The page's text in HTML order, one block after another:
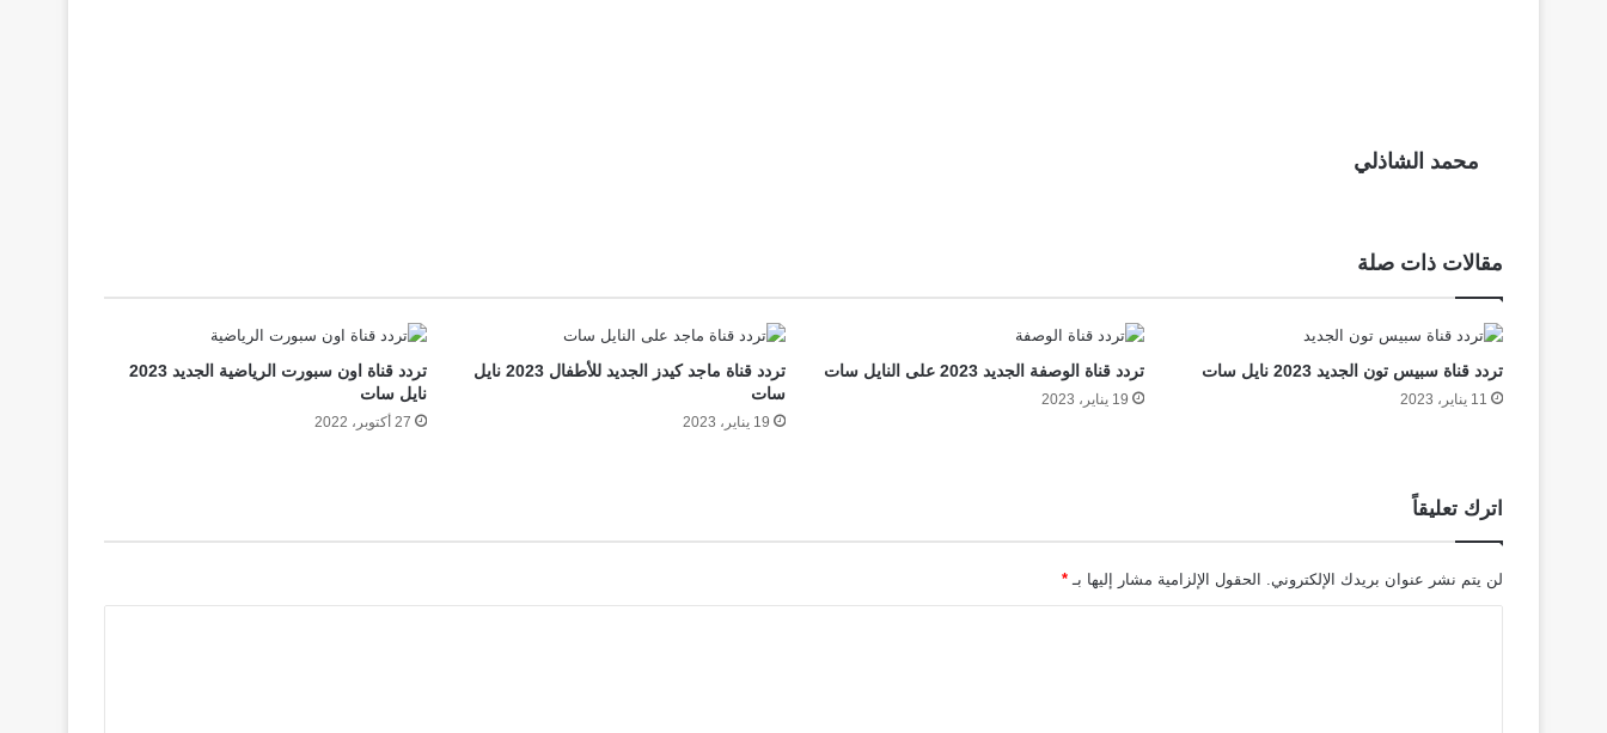
محمد الشاذلي
مقالات ذات صلة
تردد قناة سبيس تون الجديد 2023 نايل سات
11 يناير، 2023
تردد قناة الوصفة الجديد 2023 على النايل سات
19 يناير، 2023
تردد قناة ماجد كيدز الجديد للأطفال 2023 نايل
سات
19 يناير، 2023
تردد قناة اون سبورت الرياضية الجديد 2023
نايل سات
27 أكتوبر، 2022
اترك تعليقاً
لن يتم نشر عنوان بريدك الإلكتروني. الحقول الإلزامية مشار إليها بـ *